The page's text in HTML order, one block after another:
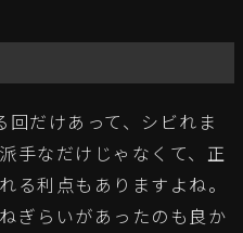
だけあって、シビれま
手なだけじゃなくて、正
る利点もありますよね。
ぎらいがあったのも良か